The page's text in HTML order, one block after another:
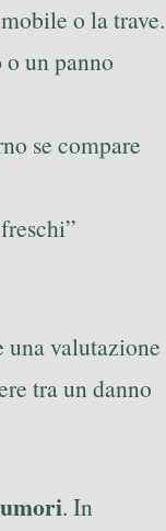
o la trave.
o un panno
se compare
una valutazione
tra un danno
. In